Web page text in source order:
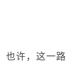
也许，这一路